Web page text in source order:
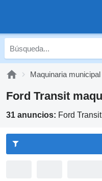
Maquinaria municipal
Ford Transit
31 anuncios: Ford